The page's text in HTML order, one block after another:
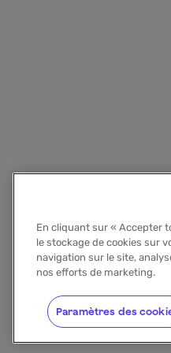
En cliquant sur « Accepter
le stockage de cookies sur
navigation sur le site,
nos efforts de marketing.
Paramètres des